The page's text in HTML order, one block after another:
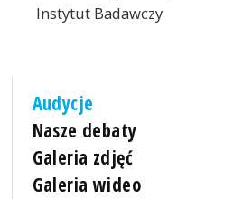
Instytut Badawczy
Audycje
Nasze debaty
Galeria zdjęć
Galeria wideo